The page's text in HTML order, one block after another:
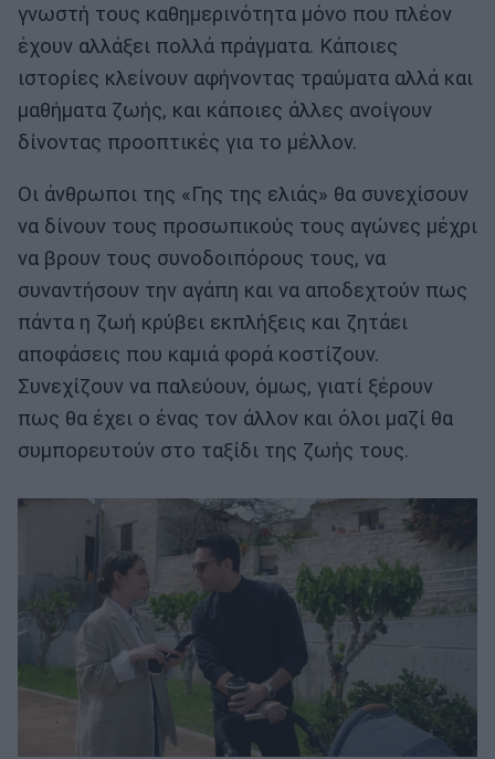
γνωστή τους καθημερινότητα μόνο που πλέον
έχουν αλλάξει πολλά πράγματα. Κάποιες
ιστορίες κλείνουν αφήνοντας τραύματα αλλά και
μαθήματα ζωής, και κάποιες άλλες ανοίγουν
δίνοντας προοπτικές για το μέλλον.
Οι άνθρωποι της «Γης της ελιάς» θα συνεχίσουν
να δίνουν τους προσωπικούς τους αγώνες μέχρι
να βρουν τους συνοδοιπόρους τους, να
συναντήσουν την αγάπη και να αποδεχτούν πως
πάντα η ζωή κρύβει εκπλήξεις και ζητάει
αποφάσεις που καμιά φορά κοστίζουν.
Συνεχίζουν να παλεύουν, όμως, γιατί ξέρουν
πως θα έχει ο ένας τον άλλον και όλοι μαζί θα
συμπορευτούν στο ταξίδι της ζωής τους.